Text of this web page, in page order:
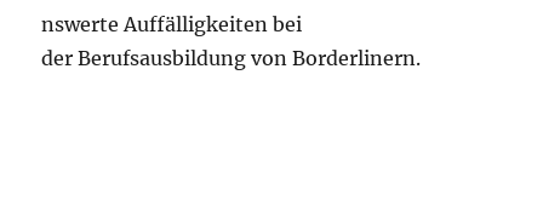
nswerte Auffälligkeiten bei
der Berufsausbildung von Borderlinern.